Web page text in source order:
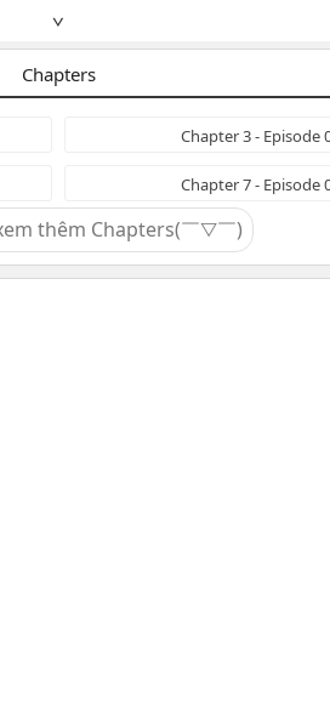
∨
Chapters
Chapter 3 - Episode
Chapter 7 - Episode
thêm Chapters(￣▽￣)